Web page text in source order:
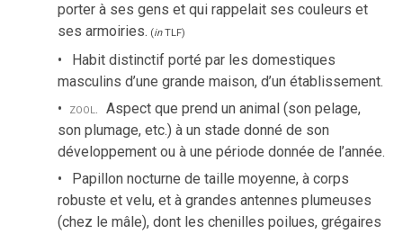
porter à ses gens et qui rappelait ses couleurs et
ses armoiries. (inTLF)
Habit distinctif porté par les domestiques
masculins d’une grande maison, d’un établissement.
zool. Aspect que prend un animal (son pelage,
son plumage, etc.) à un stade donné de son
développement ou à une période donnée de l’année.
Papillon nocturne de taille moyenne, à corps
robuste et velu, et à grandes antennes plumeuses
(chez le mâle), dont les chenilles poilues, grégaires